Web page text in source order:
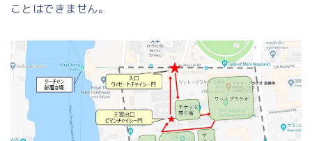
ことはできません。